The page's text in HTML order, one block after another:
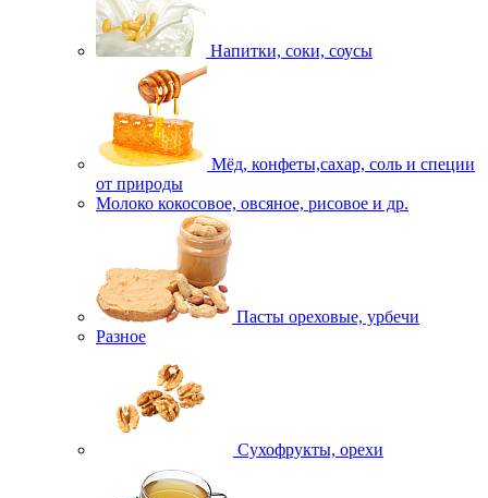
Напитки, соки, соусы
Мёд, конфеты,сахар, соль и специи
от природы
Молоко кокосовое, овсяное, рисовое и др.
Пасты ореховые, урбечи
Разное
Сухофрукты, орехи